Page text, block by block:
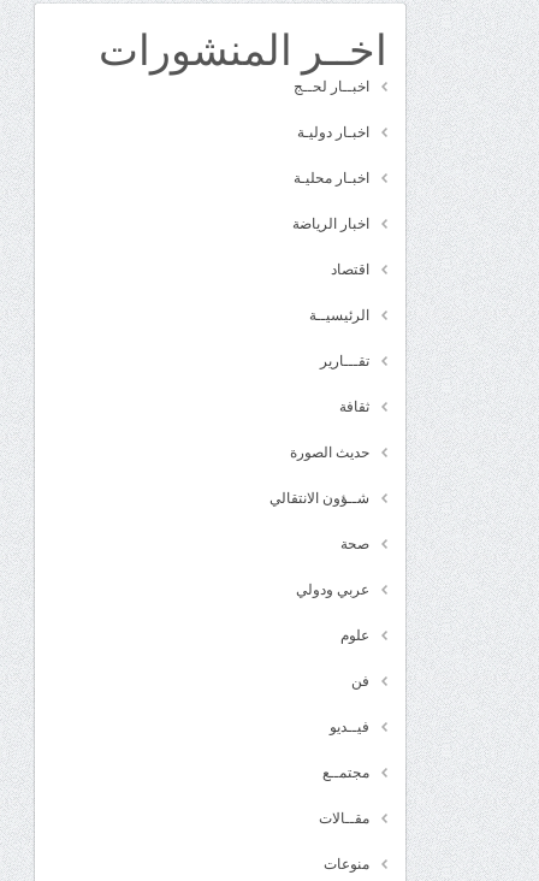
اخــر المنشورات
اخبــار لحــج
اخبـار دوليـة
اخبـار محليـة
اخبار الرياضة
اقتصاد
الرئيسيــة
تقـــارير
ثقافة
حديث الصورة
شــؤون الانتقالي
صحة
عربي ودولي
علوم
فن
فيــديو
مجتمــع
مقــالات
منوعات